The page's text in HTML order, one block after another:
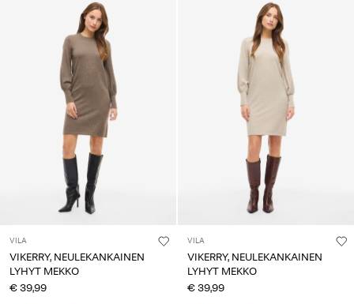
VILA
VIKERRY, NEULEKANKAINEN
LYHYT MEKKO
€ 39,99
VILA
VIKERRY, NEULEKANKAINEN
LYHYT MEKKO
€ 39,99